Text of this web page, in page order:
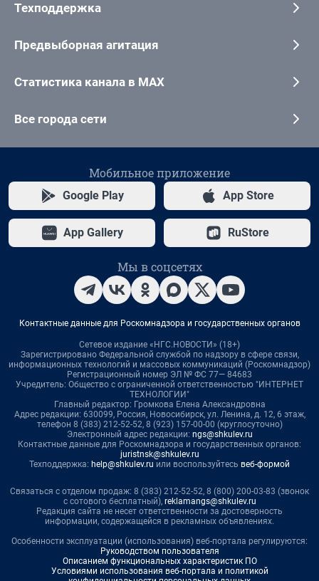
Техподдержка
Предвыборная агитация
Статистика канала в MAX
Все города сети
Мобильное приложение
Google Play App Store
App Gallery RuStore
Мы в соцсетях
Контактные данные для Роскомнадзора и государственных органов
Сетевое издание «НГС.НОВОСТИ» (18+)
Зарегистрировано Федеральной службой по надзору в сфере связи,
информационных технологий и массовых коммуникаций (Роскомнадзор)
Регистрационный номер ЭЛ № ФС 77— 84683
Учредитель: Общество с ограниченной ответственностью "ИНТЕРНЕТ
ТЕХНОЛОГИИ"
Главный редактор: Громкова Елена Александровна
Адрес редакции: 630099, Россия, Новосибирск, ул. Ленина, д. 12, 6 этаж,
телефон 8 (383) 212-52-52, 8 (923) 157-00-00 (круглосуточно)
Электронный адрес редакции: ngs@shkulev.ru
Контактные данные для Роскомнадзора и государственных органов:
juristnsk@shkulev.ru
Техподдержка: help@shkulev.ru или воспользуйтесь веб-формой
Связаться с отделом продаж: 8 (383) 212-52-52, 8 (800) 200-03-83 (звонок
с сотового бесплатный), reklamangs@shkulev.ru
Редакция сайта не несет ответственности за достоверность
информации, содержащейся в рекламных объявлениях.
Особенности эксплуатации (использования) веб-портала регулируются:
Руководством пользователя
Описанием функциональных характеристик ПО
Условиями использования веб-портала и политикой